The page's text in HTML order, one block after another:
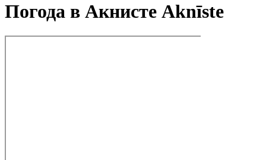
Погода в Акнисте Aknīste